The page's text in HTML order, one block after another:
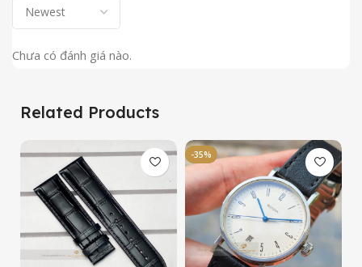
Chưa có đánh giá nào.
Related Products
-35%